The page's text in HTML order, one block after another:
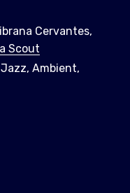
Cervantes,
Scout
Ambient,